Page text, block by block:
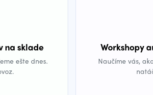
na sklade
ešte dnes.
Workshopy
Naučíme vás,